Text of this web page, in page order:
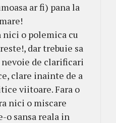
ar fi) pana la
o polemica cu
dar trebuie sa
de clarificari
clare inainte de a
viitoare. Fara o
nici o miscare
o sansa reala in